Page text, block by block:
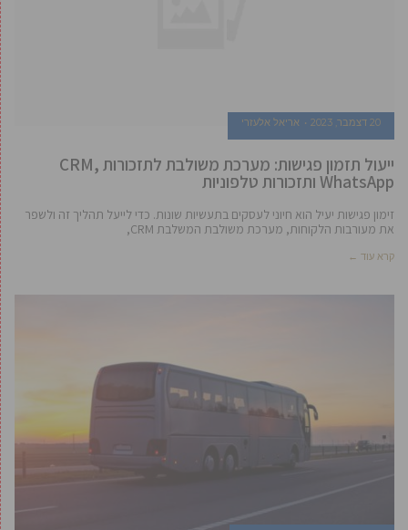
20 דצמבר, 2023 אריאל אלעזרי
ייעול תזמון פגישות: מערכת משולבת לתזכורות CRM,
WhatsApp ותזכורות טלפוניות
זימון פגישות יעיל הוא חיוני לעסקים בתעשיות שונות. כדי לייעל תהליך זה ולשפר
את מעורבות הלקוחות, מערכת משולבת המשלבת CRM,
קרא עוד ←